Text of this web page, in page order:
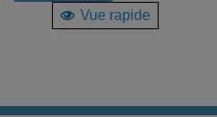
Vue rapide